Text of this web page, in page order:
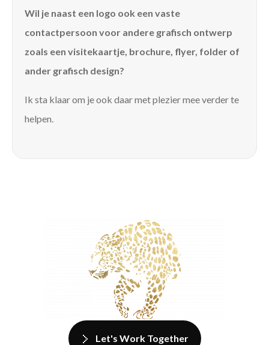
Wil je naast een logo ook een vaste
contactpersoon voor andere grafisch ontwerp
zoals een visitekaartje, brochure, flyer, folder of
ander grafisch design?
Ik sta klaar om je ook daar met plezier mee verder te
helpen.
Let's Work Together